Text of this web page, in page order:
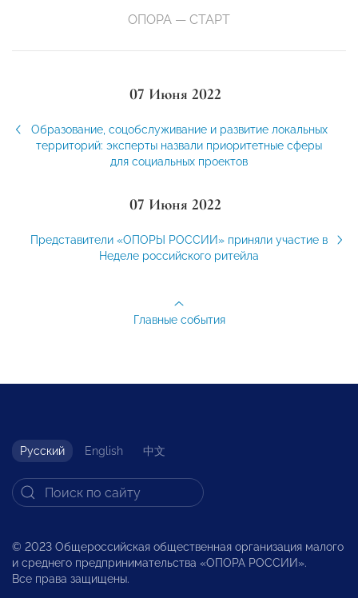
ОПОРА — СТАРТ
07 Июня 2022
Образование, соцобслуживание и развитие локальных
территорий: эксперты назвали приоритетные сферы
для социальных проектов
07 Июня 2022
Представители «ОПОРЫ РОССИИ» приняли участие в
Неделе российского ритейла
Главные события
Русский English 中文
© 2023 Общероссийская общественная организация малого
и среднего предпринимательства «ОПОРА РОССИИ».
Все права защищены.